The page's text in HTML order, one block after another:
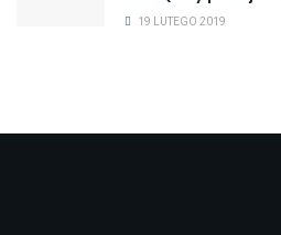
19 LUTEGO 2019